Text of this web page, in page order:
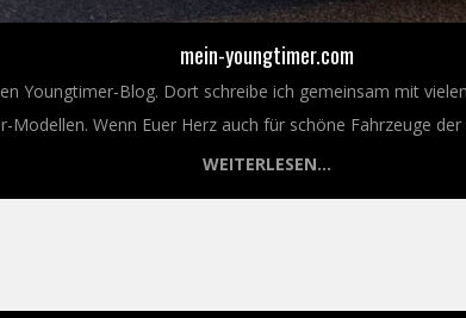
mein-youngtimer.com
Youngtimer-Blog. Dort schreibe ich gemeinsam mit
Wenn Euer Herz auch für schöne Fahrzeuge
WEITERLESEN...